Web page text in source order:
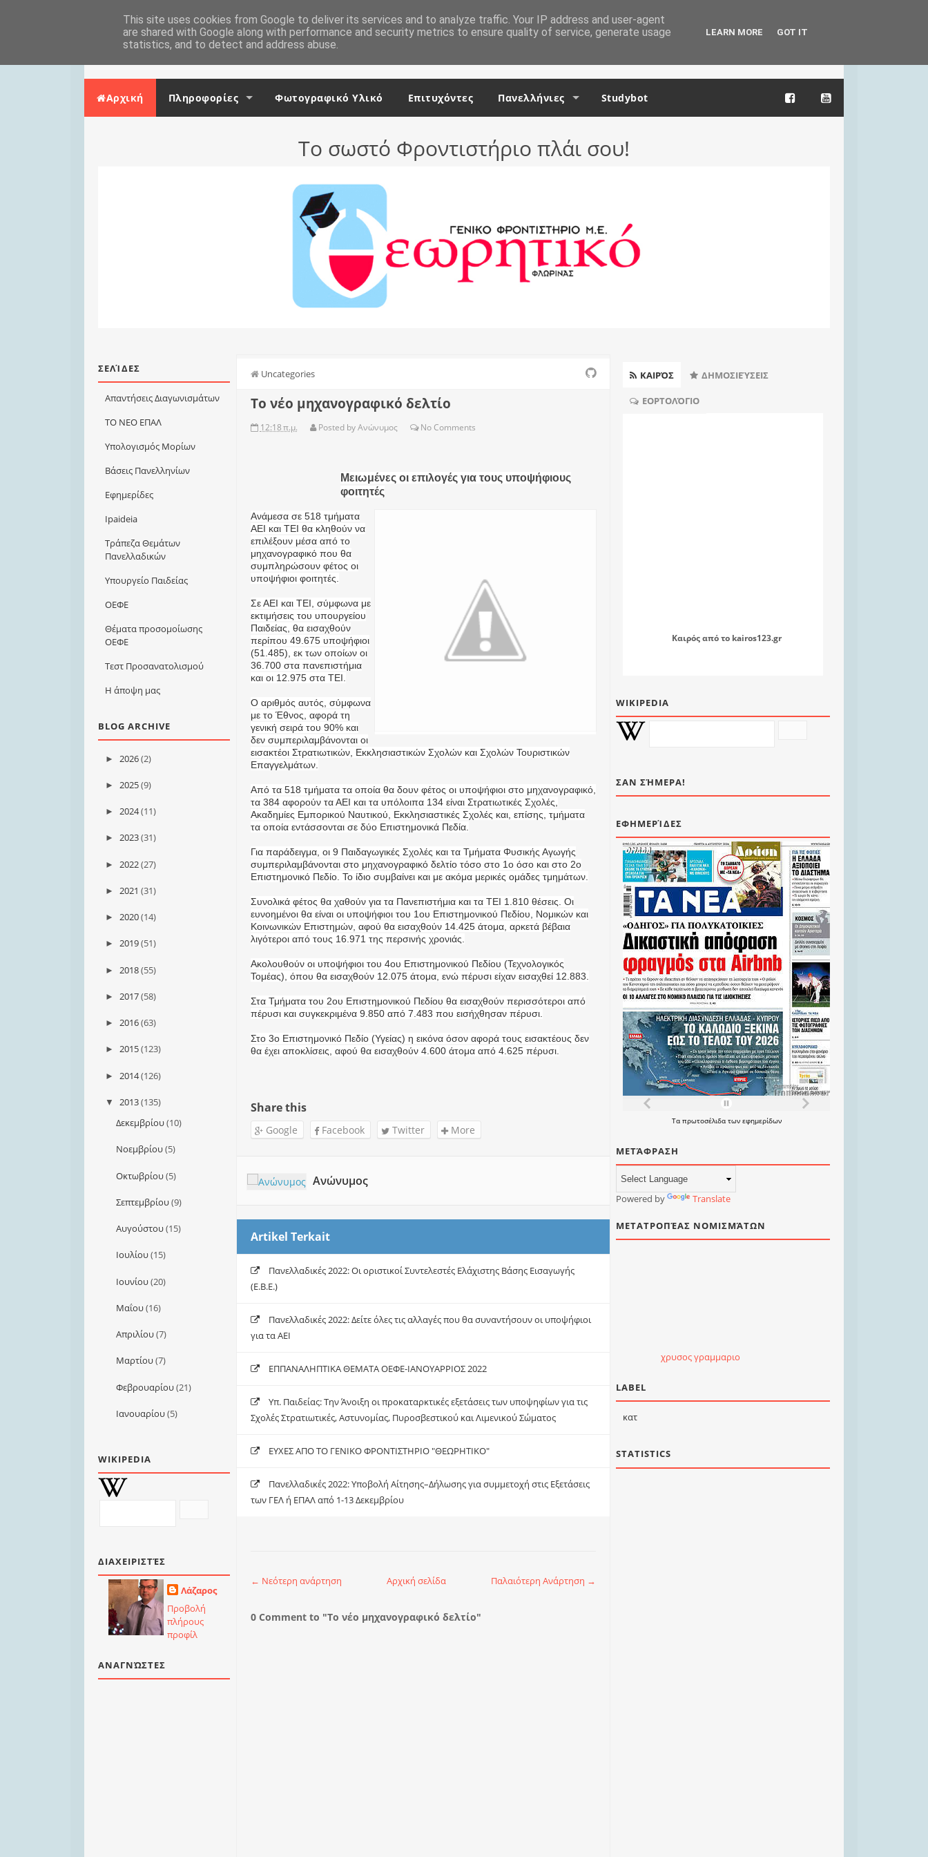
Αρχική Επικοινωνία
Αρχική Πληροφορίες Φωτογραφικό Υλικό Επιτυχόντες Πανελλήνιες Studybot
Το σωστό Φροντιστήριο πλάι σου!
ΣΕΛΊΔΕΣ
Απαντήσεις Διαγωνισμάτων
ΤΟ ΝΕΟ ΕΠΑΛ
Υπολογισμός Μορίων
Βάσεις Πανελληνίων
Εφημερίδες
Ιpaideia
Τράπεζα Θεμάτων
Πανελλαδικών
Υπουργείο Παιδείας
ΟΕΦΕ
Θέματα προσομοίωσης
ΟΕΦΕ
Τεστ Προσανατολισμού
Η άποψη μας
BLOG ARCHIVE
► 2026(2)
► 2025(9)
► 2024(11)
► 2023(31)
► 2022(27)
► 2021 (31)
► 2020(14)
► 2019(51)
► 2018(55)
► 2017(58)
► 2016(63)
► 2015(123)
► 2014(126)
▼ 2013(135)
Δεκεμβρίου(10)
Νοεμβρίου(5)
Οκτωβρίου(5)
Σεπτεμβρίου(9)
Αυγούστου(15)
Ιουλίου(15)
Ιουνίου(20)
Μαΐου(16)
Απριλίου(7)
Μαρτίου(7)
Φεβρουαρίου(21)
Ιανουαρίου(5)
WIKIPEDIA
ΔΙΑΧΕΙΡΙΣΤΈΣ
Λάζαρος
Προβολή
πλήρους
προφίλ
ΑΝΑΓΝΏΣΤΕΣ
Uncategories
Το νέο μηχανογραφικό δελτίο
12:18 π.μ. Posted byΑνώνυμος No Comments
Μειωμένες οι επιλογές για τους υποψήφιους
φοιτητές
Ανάμεσα σε 518 τμήματα
ΑΕΙ και ΤΕΙ θα κληθούν να
επιλέξουν μέσα από το
μηχανογραφικό που θα
συμπληρώσουν φέτος οι
υποψήφιοι φοιτητές.
Σε ΑΕΙ και ΤΕΙ, σύμφωνα με
εκτιμήσεις του υπουργείου
Παιδείας, θα εισαχθούν
περίπου 49.675 υποψήφιοι
(51.485), εκ των οποίων οι
36.700 στα πανεπιστήμια
και οι 12.975 στα ΤΕΙ.
Ο αριθμός αυτός, σύμφωνα
με το Έθνος, αφορά τη
γενική σειρά του 90% και
δεν συμπεριλαμβάνονται οι
εισακτέοι Στρατιωτικών, Εκκλησιαστικών Σχολών και Σχολών Τουριστικών
Επαγγελμάτων.
Από τα 518 τμήματα τα οποία θα δουν φέτος οι υποψήφιοι στο μηχανογραφικό,
τα 384 αφορούν τα ΑΕΙ και τα υπόλοιπα 134 είναι Στρατιωτικές Σχολές,
Ακαδημίες Εμπορικού Ναυτικού, Εκκλησιαστικές Σχολές και, επίσης, τμήματα
τα οποία εντάσσονται σε δύο Επιστημονικά Πεδία.
Για παράδειγμα, οι 9 Παιδαγωγικές Σχολές και τα Τμήματα Φυσικής Αγωγής
συμπεριλαμβάνονται στο μηχανογραφικό δελτίο τόσο στο 1ο όσο και στο 2ο
Επιστημονικό Πεδίο. Το ίδιο συμβαίνει και με ακόμα μερικές ομάδες τμημάτων.
Συνολικά φέτος θα χαθούν για τα Πανεπιστήμια και τα ΤΕΙ 1.810 θέσεις. Οι
ευνοημένοι θα είναι οι υποψήφιοι του 1ου Επιστημονικού Πεδίου, Νομικών και
Κοινωνικών Επιστημών, αφού θα εισαχθούν 14.425 άτομα, αρκετά βέβαια
λιγότεροι από τους 16.971 της περσινής χρονιάς.
Ακολουθούν οι υποψήφιοι του 4ου Επιστημονικού Πεδίου (Τεχνολογικός
Τομέας), όπου θα εισαχθούν 12.075 άτομα, ενώ πέρυσι είχαν εισαχθεί 12.883.
Στα Τμήματα του 2ου Επιστημονικού Πεδίου θα εισαχθούν περισσότεροι από
πέρυσι και συγκεκριμένα 9.850 από 7.483 που εισήχθησαν πέρυσι.
Στο 3ο Επιστημονικό Πεδίο (Υγείας) η εικόνα όσον αφορά τους εισακτέους δεν
θα έχει αποκλίσεις, αφού θα εισαχθούν 4.600 άτομα από 4.625 πέρυσι.
Share this
Google Facebook Twitter More
Ανώνυμος
Artikel Terkait
Πανελλαδικές 2022: Οι οριστικοί Συντελεστές Ελάχιστης Βάσης Εισαγωγής
(Ε.Β.Ε.)
Πανελλαδικές 2022: Δείτε όλες τις αλλαγές που θα συναντήσουν οι υποψήφιοι
για τα ΑΕΙ
ΕΠΠΑΝΑΛΗΠΤΙΚΑ ΘΕΜΑΤΑ ΟΕΦΕ-ΙΑΝΟΥΑΡΡΙΟΣ 2022
Υπ. Παιδείας: Την Άνοιξη οι προκαταρκτικές εξετάσεις των υποψηφίων για τις
Σχολές Στρατιωτικές, Αστυνομίας, Πυροσβεστικού και Λιμενικού Σώματος
ΕΥΧΕΣ ΑΠΟ ΤΟ ΓΕΝΙΚΟ ΦΡΟΝΤΙΣΤΗΡΙΟ "ΘΕΩΡΗΤΙΚΟ"
Πανελλαδικές 2022: Υποβολή Αίτησης–Δήλωσης για συμμετοχή στις Εξετάσεις
των ΓΕΛ ή ΕΠΑΛ από 1-13 Δεκεμβρίου
← Νεότερη ανάρτηση Παλαιότερη Ανάρτηση →
Αρχική σελίδα
0 Comment to "Το νέο μηχανογραφικό δελτίο"
ΚΑΙΡΌΣ ΔΗΜΟΣΙΕΎΣΕΙΣ
ΕΟΡΤΟΛΌΓΙΟ
Καιρόςαπό το kairos123.gr
WIKIPEDIA
ΣΑΝ ΣΉΜΕΡΑ!
ΕΦΗΜΕΡΊΔΕΣ
Τα πρωτοσέλιδα των εφημερίδων
ΜΕΤΆΦΡΑΣΗ
Powered by Translate
ΜΕΤΑΤΡΟΠΈΑΣ ΝΟΜΙΣΜΆΤΩΝ
χρυσος γραμμαριο
LABEL
κατ
STATISTICS
This site uses cookies from Google to deliver its services and to analyze traffic. Your IP address and user-agent
are shared with Google along with performance and security metrics to ensure quality of service, generate usage
statistics, and to detect and address abuse.
LEARN MORE GOT IT